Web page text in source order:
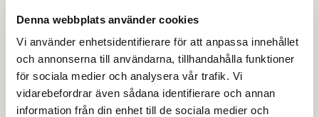
Denna webbplats använder cookies
Vi använder enhetsidentifierare för att anpassa innehållet
och annonserna till användarna, tillhandahålla funktioner
för sociala medier och analysera vår trafik. Vi
vidarebefordrar även sådana identifierare och annan
information från din enhet till de sociala medier och
Prenumerera på vårt nyhetsbrev och få tips,
guider och senaste nytt direkt i din inkorg.